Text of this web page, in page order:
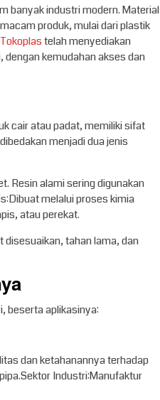
banyak industri modern. Material
produk, mulai dari plastik
Tokoplastelah menyediakan
dengan kemudahan akses dan
cair atau padat, memiliki sifat
menjadi dua jenis
Resin alami sering digunakan
melalui proses kimia
atau perekat.
disesuaikan, tahan lama, dan
beserta aplikasinya:
dan ketahanannya terhadap
Industri:Manufaktur